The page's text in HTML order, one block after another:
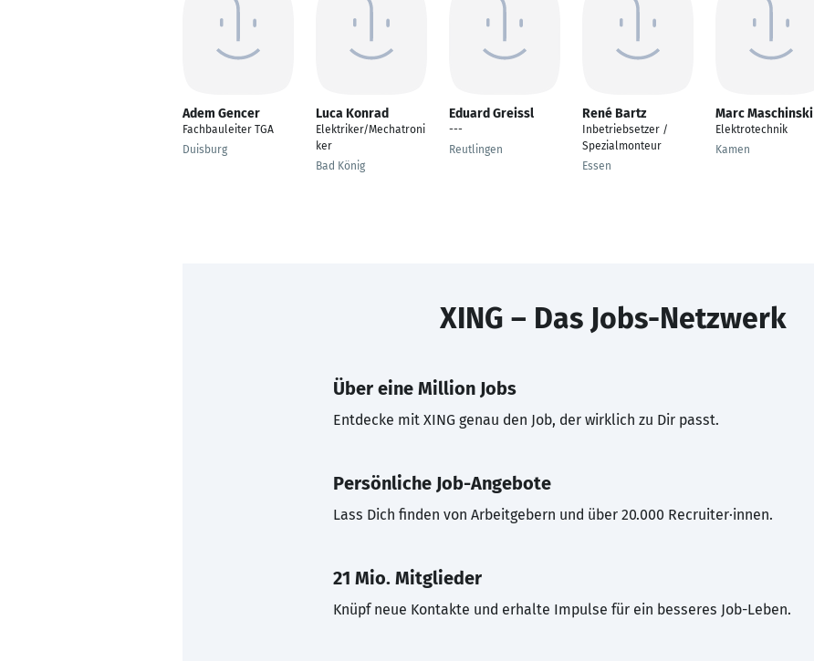
Adem Gencer
Fachbauleiter TGA
Duisburg
Luca Konrad
Elektriker/Mechatroni
ker
Bad König
Eduard Greissl
---
Reutlingen
René Bartz
Inbetriebsetzer /
Spezialmonteur
Essen
Marc Maschinski
Elektrotechnik
Kamen
XING – Das Jobs-Netzwerk
Über eine Million Jobs
Entdecke mit XING genau den Job, der wirklich zu Dir passt.
Persönliche Job-Angebote
Lass Dich finden von Arbeitgebern und über 20.000 Recruiter·innen.
21 Mio. Mitglieder
Knüpf neue Kontakte und erhalte Impulse für ein besseres Job-Leben.